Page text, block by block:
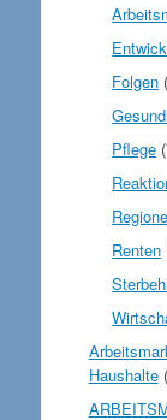
Folgen
Pflege
Renten
Haushalte